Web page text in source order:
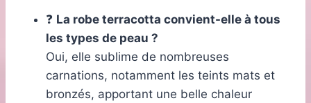
❓ La robe terracotta convient-elle à tous
les types de peau ?
Oui, elle sublime de nombreuses
carnations, notamment les teints mats et
bronzés, apportant une belle chaleur